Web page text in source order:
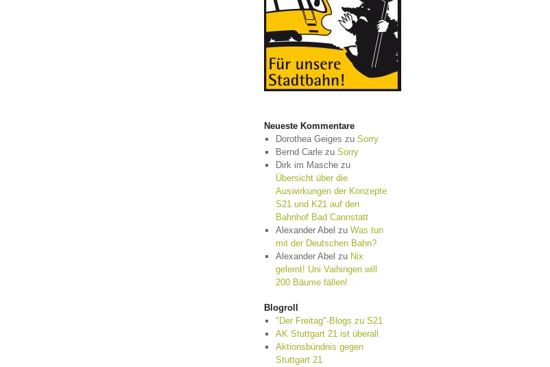
Neueste Kommentare
Dorothea Geiges zu Sorry
Bernd Carlezu Sorry
Dirk im Maschezu
Übersicht über die
Auswirkungen der Konzepte
S21 und K21 auf den
Bahnhof Bad Cannstatt
Alexander Abel zu Was tun
mit der Deutschen Bahn?
Alexander Abel zu Nix
gelernt! Uni Vaihingen will
200 Bäume fällen!
Blogroll
"Der Freitag"-Blogs zu S21
AK Stuttgart 21 ist überall
Aktionsbündnis gegen
Stuttgart 21